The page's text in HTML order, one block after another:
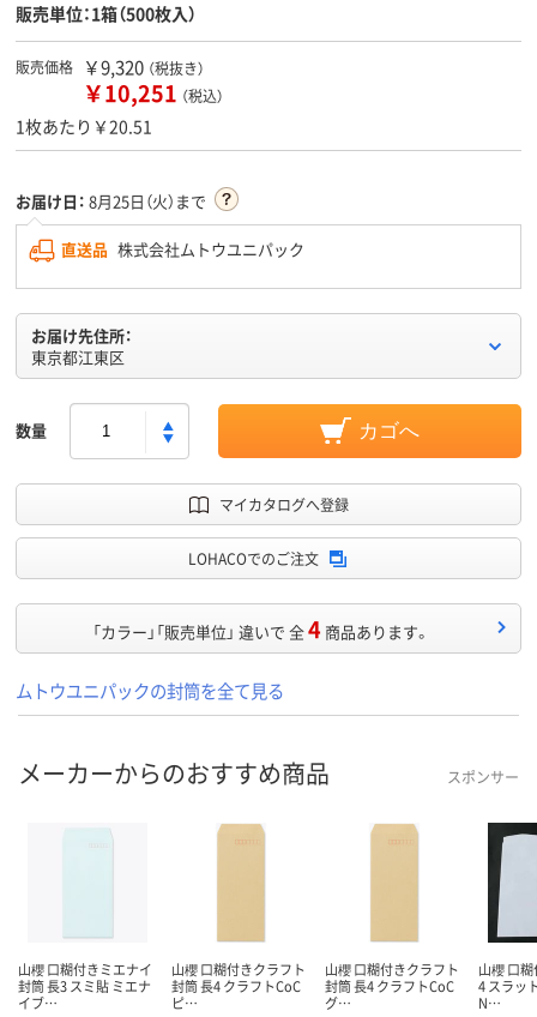
販売単位：1箱（500枚入）
販売価格 ￥9,320 （税抜き）
￥10,251 （税込）
1枚あたり￥20.51
お届け日： 8月25日（火）まで
直送品 株式会社ムトウユニパック
お届け先住所：
東京都江東区
数量 カゴへ
マイカタログへ登録
LOHACOでのご注文
「カラー」「販売単位」 違いで 全4 商品あります。
ムトウユニパックの封筒を全て見る
メーカーからのおすすめ商品 スポンサー
山櫻 口糊付きミエナイ
封筒 長3 スミ貼 ミエナ
イブ…
山櫻 口糊付きクラフト
封筒 長4 クラフトCoC
ピ…
山櫻 口糊付きクラフト
封筒 長4 クラフトCoC
グ…
山櫻 口
4 スラッ
N…